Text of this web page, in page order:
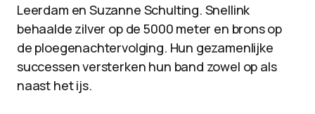
Leerdam en Suzanne Schulting. Snellink
behaalde zilver op de 5000 meter en brons op
de ploegenachtervolging. Hun gezamenlijke
successen versterken hun band zowel op als
naast het ijs.